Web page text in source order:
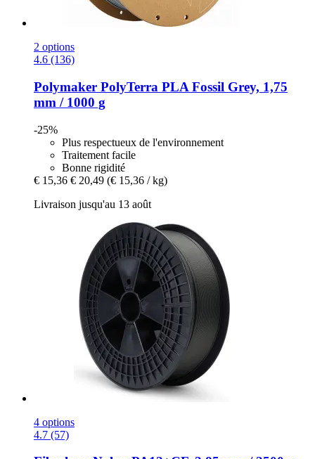
2 options
4.6 (136)
Polymaker PolyTerra PLA Fossil Grey, 1,75
mm / 1000 g
-25%
Plus respectueux de l'environnement
Traitement facile
Bonne rigidité
€ 15,36 € 20,49 (€ 15,36 / kg)
Livraison jusqu'au 13 août
4 options
4.7 (57)